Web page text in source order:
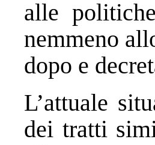
alle
nemmeno
dopo e
L’attuale
dei tratti